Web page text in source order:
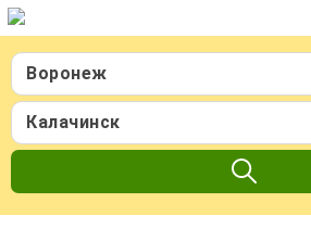
Воронеж
Калачинск